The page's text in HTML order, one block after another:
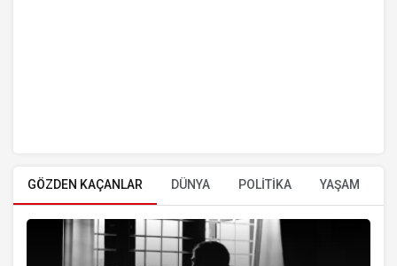
GÖZDEN KAÇANLAR DÜNYA POLİTİKA YAŞAM